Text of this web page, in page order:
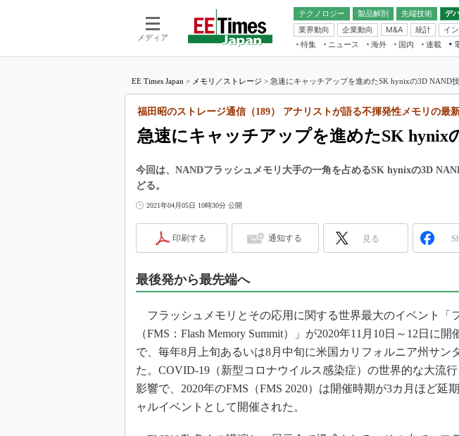
メディア
テクノロジー 製品解剖
先端技術
電池／エネルギー
デ
アナログ
マイコン
FPGA
業界動向
企業動向 M&A 統計 イ
フィジカルAI
半導体後工程
読者調査（EE
エレクトロニク
Japan）
特集 ニュース 海外 国内
連載
福田昭のデバイス通信
湯之上隆のナノフォーカス
大山聡の業界スコープ
踊るバズワード ～Behind the
Buzzword
光伝送技術を知る
“異端児エンジニア”が仕掛けた社内
改革、執念の180日
イノベーションは日本を救うのか
JASA発IoT通信
電子ブックレット
EE Times Japan > メモリ／ストレージ > 急速にキャッチアップを進めたSK hynixの3D NAND技
急速にキャッチアップを進めたSK hynix
福田昭のストレージ通信（189） アナリストが語る不揮発性メモリの最新
今回は、NANDフラッシュメモリ大手の一角を占めるSK hynixの3D
どる。
2021年04月05日 10時30分 公開
印刷する 通知する 見る
最後発から最先端へ
フラッシュメモリとその応用に関する世界最大のイベント「
（FMS：Flash Memory Summit）」が2020年11月10日～12日に
で、毎年8月上旬あるいは8月中旬に米国カリフォルニア州サン
た。COVID-19（新型コロナウイルス感染症）の世界的な大流
影響で、2020年のFMS（FMS 2020）は開催時期が3カ月ほど延
ャルイベントとして開催された。